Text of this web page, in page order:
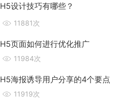
H5设计技巧有哪些？
11881次
H5页面如何进行优化推广
11984次
H5海报诱导用户分享的4个要点
11919次